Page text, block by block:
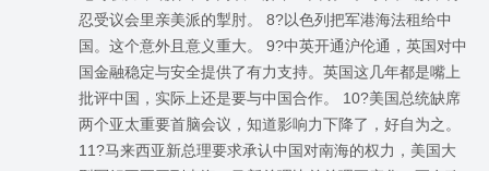
忍受议会里亲美派的掣肘。 8?以色列把军港海法租给中
国。这个意外且意义重大。 9?中英开通沪伦通，英国对中
国金融稳定与安全提供了有力支持。英国这几年都是嘴上
批评中国，实际上还是要与中国合作。 10?美国总统缺席
两个亚太重要首脑会议，知道影响力下降了，好自为之。
11?马来西亚新总理要求承认中国对南海的权力，美国大